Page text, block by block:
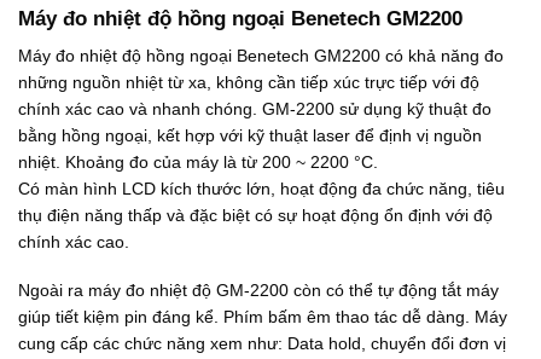
7
0
.
0
0
0
₫
.
l
à
:
.
2
5
0
.
0
0
0
0
0
.
0
0
0
₫
.
:
5
0
₫
.
Máy đo nhiệt độ hồng ngoại Benetech GM2200
Máy đo nhiệt độ hồng ngoại Benetech GM2200 có khả năng đo
những nguồn nhiệt từ xa, không cần tiếp xúc trực tiếp với độ
chính xác cao và nhanh chóng. GM-2200 sử dụng kỹ thuật đo
bằng hồng ngoại, kết hợp với kỹ thuật laser để định vị nguồn
nhiệt. Khoảng đo của máy là từ 200 ~ 2200 °C.
Có màn hình LCD kích thước lớn, hoạt động đa chức năng, tiêu
thụ điện năng thấp và đặc biệt có sự hoạt động ổn định với độ
chính xác cao.
Ngoài ra máy đo nhiệt độ GM-2200 còn có thể tự động tắt máy
giúp tiết kiệm pin đáng kể. Phím bấm êm thao tác dễ dàng. Máy
cung cấp các chức năng xem như: Data hold, chuyển đổi đơn vị